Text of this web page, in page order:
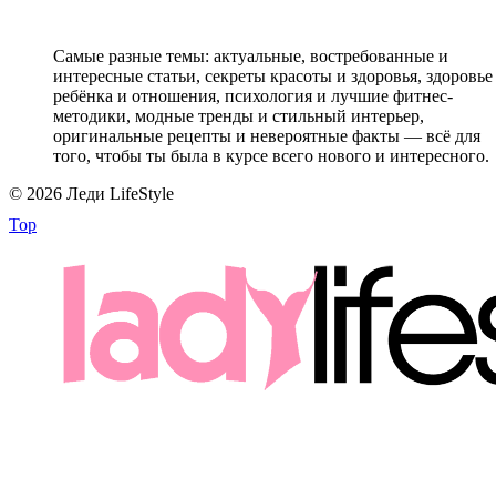
Самые разные темы: актуальные, востребованные и
интересные статьи, секреты красоты и здоровья, здоровье
ребёнка и отношения, психология и лучшие фитнес-
методики, модные тренды и стильный интерьер,
оригинальные рецепты и невероятные факты — всё для
того, чтобы ты была в курсе всего нового и интересного.
© 2026 Леди LifeStyle
Top